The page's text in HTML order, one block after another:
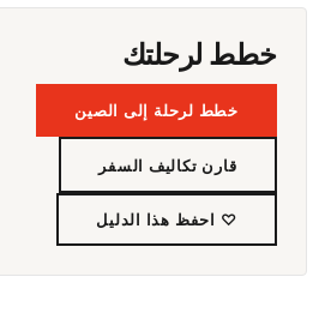
خطط لرحلتك
خطط لرحلة إلى الصين
قارن تكاليف السفر
♡ احفظ هذا الدليل